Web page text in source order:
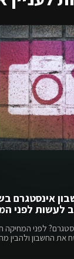
אינסטגרם
לפני המחיקה
החשבון ולהבין